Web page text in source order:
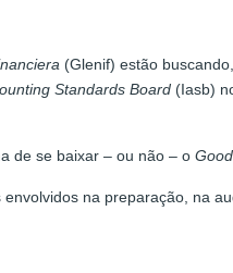
(Glenif) estão
Standards Board (Iasb)
de se baixar – ou não – o
na preparação, na